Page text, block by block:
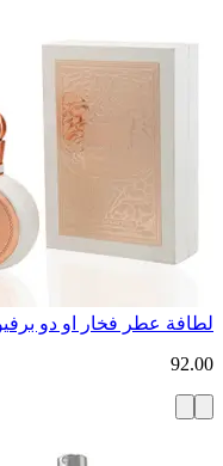
لطافة عطر فخار او دو برفيوم -
92.00